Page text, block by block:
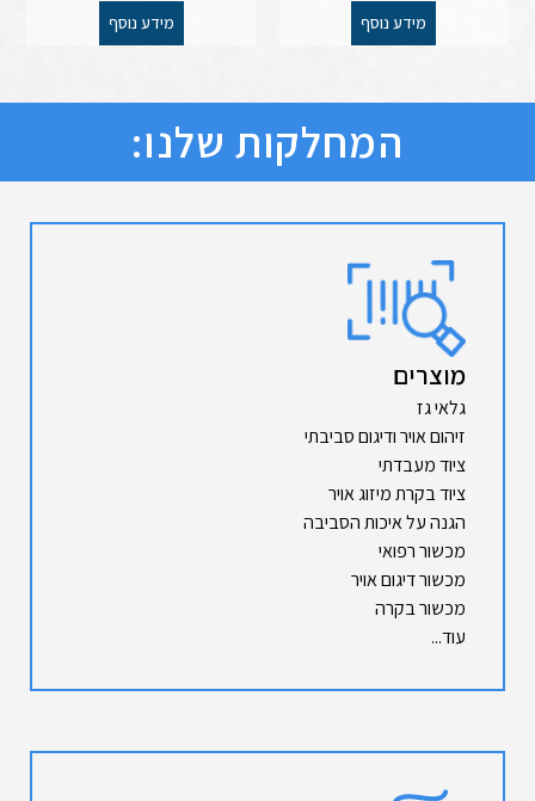
מידע נוסף מידע נוסף
המחלקות שלנו:
מוצרים
גלאי גז
זיהום אויר ודיגום סביבתי
ציוד מעבדתי
ציוד בקרת מיזוג אויר
הגנה על איכות הסביבה
מכשור רפואי
מכשור דיגום אויר
מכשור בקרה
עוד...